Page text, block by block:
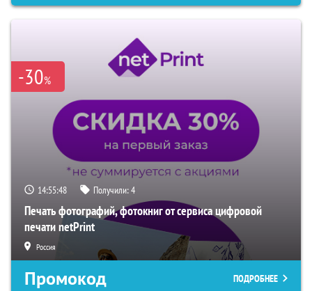
-30%
14:55:47 Получили:4
Печать фотографий, фотокниг от сервиса цифровой
печати netPrint
Россия
Промокод ПОДРОБНЕЕ